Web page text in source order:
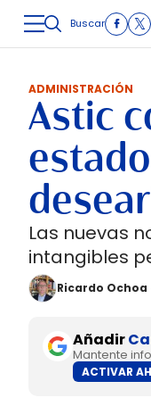
LOGÍSTICA
Buscar
ADMINISTRACIÓN
Astic
Las nuevas
intangibles
Ricardo Ochoa
Añadir
Mantente
ACTIVAR